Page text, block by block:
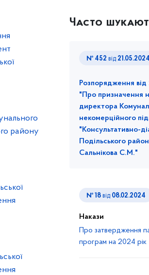
району
Часто
№ 452 від 21.05.2024
Розпорядження
"Про призначення
директора
некомерційного
"Консультативно-
Подільського
Сальнікова С.М."
№ 18 від 08.02.2024
Накази
Про затвердження
програм на 2024 piк